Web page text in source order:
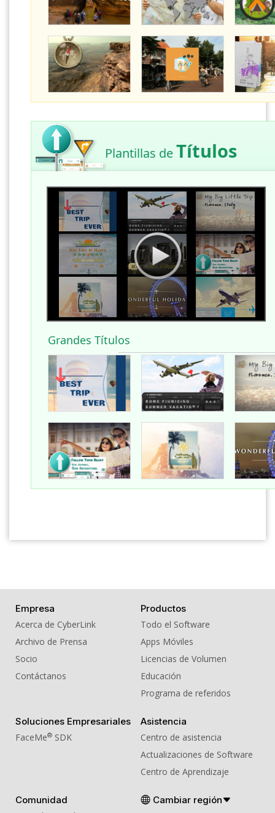
Plantillas deTítulos
Grandes Títulos
Empresa
Acerca de CyberLink
Archivo de Prensa
Socio
Contáctanos
Productos
Todo el Software
Apps Móviles
Licencias de Volumen
Educación
Programa de referidos
Soluciones Empresariales
FaceMe® SDK
Asistencia
Centro de asistencia
Actualizaciones de Software
Centro de Aprendizaje
Comunidad
Cambiar región